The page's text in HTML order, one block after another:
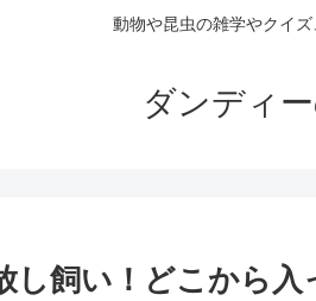
動物や昆虫の雑学やクイ
ダンディ
し飼い！どこから入